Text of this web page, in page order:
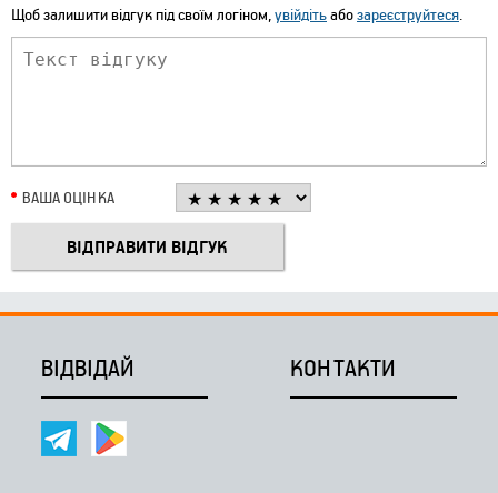
Щоб залишити відгук під своїм логіном,увійдітьабозареєструйтеся.
ВАША ОЦІНКА
ВІДВІДАЙ КОНТАКТИ